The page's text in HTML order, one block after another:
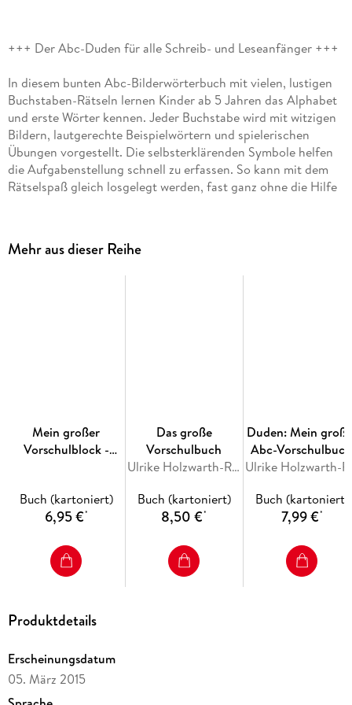
+++ Der Abc-Duden für alle Schreib- und Leseanfänger +++
In diesem bunten Abc-Bilderwörterbuch mit vielen, lustigen
Buchstaben-Rätseln lernen Kinder ab 5 Jahren das Alphabet
und erste Wörter kennen. Jeder Buchstabe wird mit witzigen
Bildern, lautgerechte Beispielwörtern und spielerischen
Übungen vorgestellt. Die selbsterklärenden Symbole helfen
die Aufgabenstellung schnell zu erfassen. So kann mit dem
Rätselspaß gleich losgelegt werden, fast ganz ohne die Hilfe
Schützen!
Mehr aus dieser Reihe
Mein großer
Vorschulblock -
Buch (kartoniert)
6,95 €*
Das große
Vorschulbuch
Ulrike Holzwarth-Raether, Ute Müller-Wolfangel
Buch (kartoniert)
8,50 €*
Duden: Mein
Abc-
Buch (kartoniert)
7,99 €*
Produktdetails
Erscheinungsdatum
05. März 2015